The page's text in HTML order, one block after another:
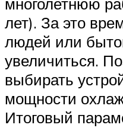
лет). За это
людей или
увеличиться.
выбирать
мощности
Итоговый